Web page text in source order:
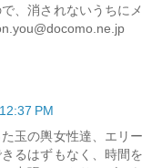
、消されないうちにメ
PM
玉の輿女性達、エリー
るはずもなく、時間を